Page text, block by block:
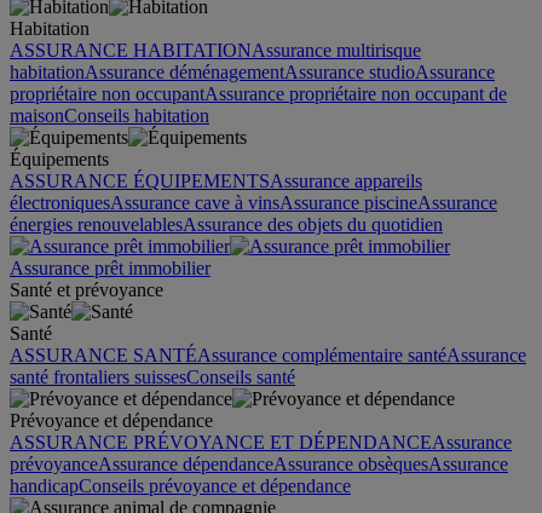
Habitation
ASSURANCE HABITATIONAssurance multirisque
habitationAssurance déménagementAssurance studioAssurance
propriétaire non occupantAssurance propriétaire non occupant de
maisonConseils habitation
Équipements
ASSURANCE ÉQUIPEMENTSAssurance appareils
électroniquesAssurance cave à vinsAssurance piscineAssurance
énergies renouvelablesAssurance des objets du quotidien
Assurance prêt immobilier
Santé et prévoyance
Santé
ASSURANCE SANTÉAssurance complémentaire santéAssurance
santé frontaliers suissesConseils santé
Prévoyance et dépendance
ASSURANCE PRÉVOYANCE ET DÉPENDANCEAssurance
prévoyanceAssurance dépendanceAssurance obsèquesAssurance
handicapConseils prévoyance et dépendance